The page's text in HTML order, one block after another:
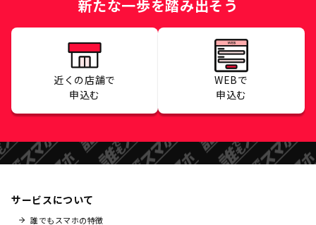
新たな一歩を踏み出そう
近くの店舗で
申込む
WEBで
申込む
サービスについて
誰でもスマホの特徴